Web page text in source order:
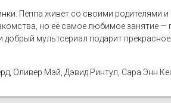
Пеппа живет со своими родителями
но её самое любимое занятие
мультсериал подарит
Оливер Мэй, Дэвид Ринтул, Сара Энн